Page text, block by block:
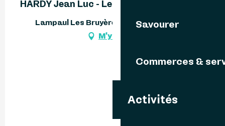
Savourer
Commerces &
Activités
HARDY Jean Luc - Les Bruyères
Lampaul Les Bruyères, 29242 Ouessant
M'y rendre